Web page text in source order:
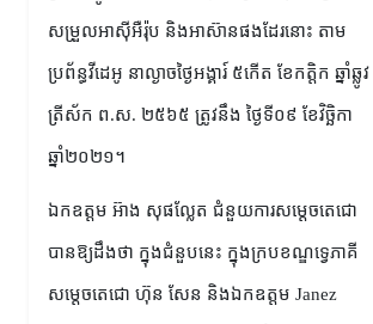
សម្រួលអាស៊ីអឺរ៉ុប និងអាស៊ានផងដែរនោះ តាម
ប្រព័ន្ធវីដេអូ នាល្ងាចថ្ងៃអង្គារ៍ ៥កើត ខែកត្តិក ឆ្នាំឆ្លូវ
ត្រីស័ក ព.ស. ២៥៦៥ ត្រូវនឹង ថ្ងៃទី០៩ ខែវិច្ឆិកា
ឆ្នាំ២០២១។
ឯកឧត្ដម អ៊ាង សុផល្លែត ជំនួយការសម្ដេចតេជោ
បានឱ្យដឹងថា ក្នុងជំនួបនេះ ក្នុងក្របខណ្ឌទ្វេភាគី
សម្ដេចតេជោ ហ៊ុន សែន និងឯកឧត្តម Janez